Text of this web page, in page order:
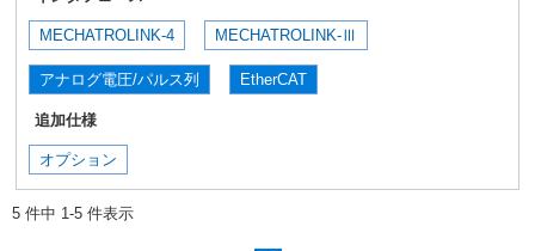
MECHATROLINK-4 MECHATROLINK-Ⅲ
アナログ電圧/パルス列 EtherCAT
追加仕様
オプション
5 件中 1-5 件表示